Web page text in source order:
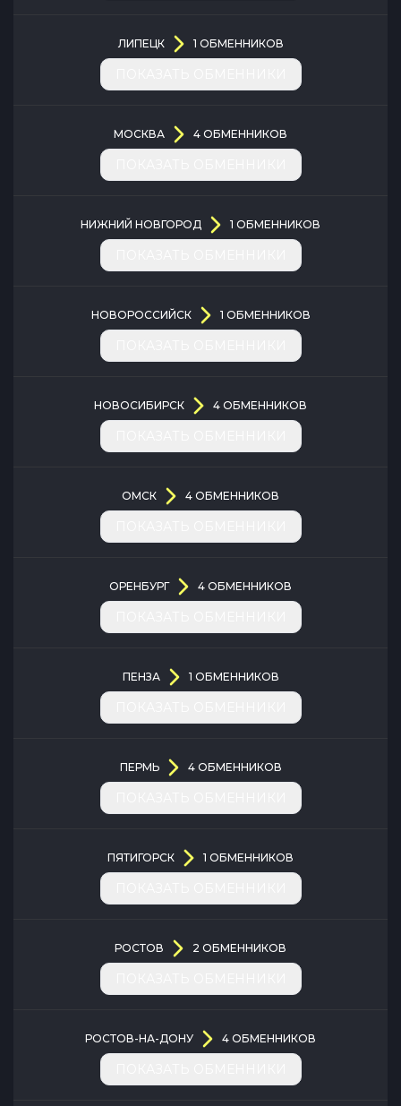
ЛИПЕЦК 1 ОБМЕННИКОВ
МОСКВА 4 ОБМЕННИКОВ
НИЖНИЙ НОВГОРОД 1 ОБМЕННИКОВ
НОВОРОССИЙСК 1 ОБМЕННИКОВ
НОВОСИБИРСК 4 ОБМЕННИКОВ
ОМСК 4 ОБМЕННИКОВ
ОРЕНБУРГ 4 ОБМЕННИКОВ
ПЕНЗА 1 ОБМЕННИКОВ
ПЕРМЬ 4ОБМЕННИКОВ
ПЯТИГОРСК 1 ОБМЕННИКОВ
РОСТОВ 2 ОБМЕННИКОВ
РОСТОВ-НА-ДОНУ 4 ОБМЕННИКОВ